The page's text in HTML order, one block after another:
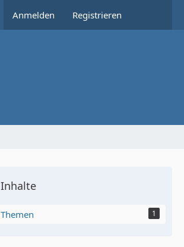
Anmelden Registrieren
Inhalte
Themen 1